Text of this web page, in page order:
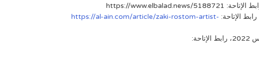
https://al-ain.com/article/zaki-rostom-artist-